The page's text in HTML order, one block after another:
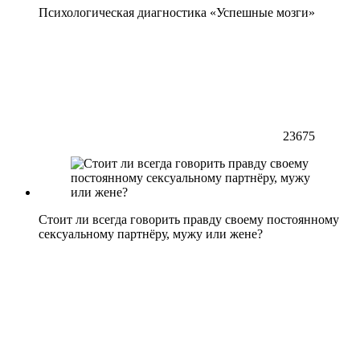
Психологическая диагностика «Успешные мозги»
23675
Стоит ли всегда говорить правду своему постоянному
сексуальному партнёру, мужу или жене?